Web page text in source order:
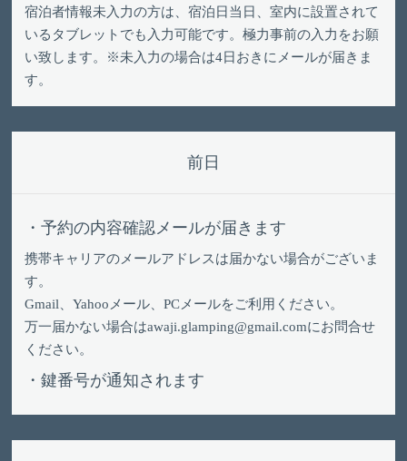
宿泊者情報未入力の方は、宿泊日当日、室内に設置されて
いるタブレットでも入力可能です。極力事前の入力をお願
い致します。※未入力の場合は4日おきにメールが届きま
す。
前日
・予約の内容確認メールが届きます
携帯キャリアのメールアドレスは届かない場合がございま
す。
Gmail、Yahooメール、PCメールをご利用ください。
万一届かない場合はawaji.glamping@gmail.comにお問合せ
ください。
・鍵番号が通知されます